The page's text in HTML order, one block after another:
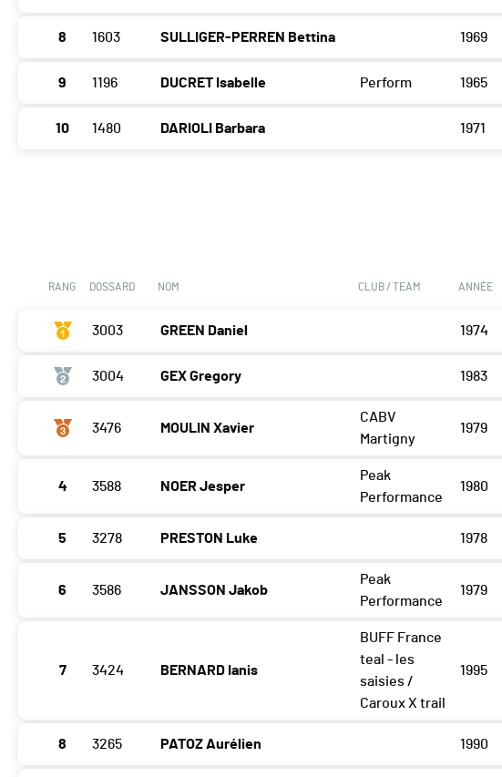
8 1603 SULLIGER-PERREN Bettina 1969
9 1196 DUCRET Isabelle Perform 1965
10 1480 DARIOLI Barbara 1971
RANG DOSSARD NOM CLUB / TEAM ANNÉE
3003 GREEN Daniel 1974
3004 GEX Gregory 1983
3476 MOULIN Xavier
CABV
Martigny
1979
4 3588 NOER Jesper
Peak
Performance
1980
5 3278 PRESTON Luke 1978
6 3586 JANSSON Jakob
Peak
Performance
1979
7 3424 BERNARD Ianis
BUFF France
teal - les
saisies /
Caroux X trail
1995
8 3265 PATOZ Aurélien 1990